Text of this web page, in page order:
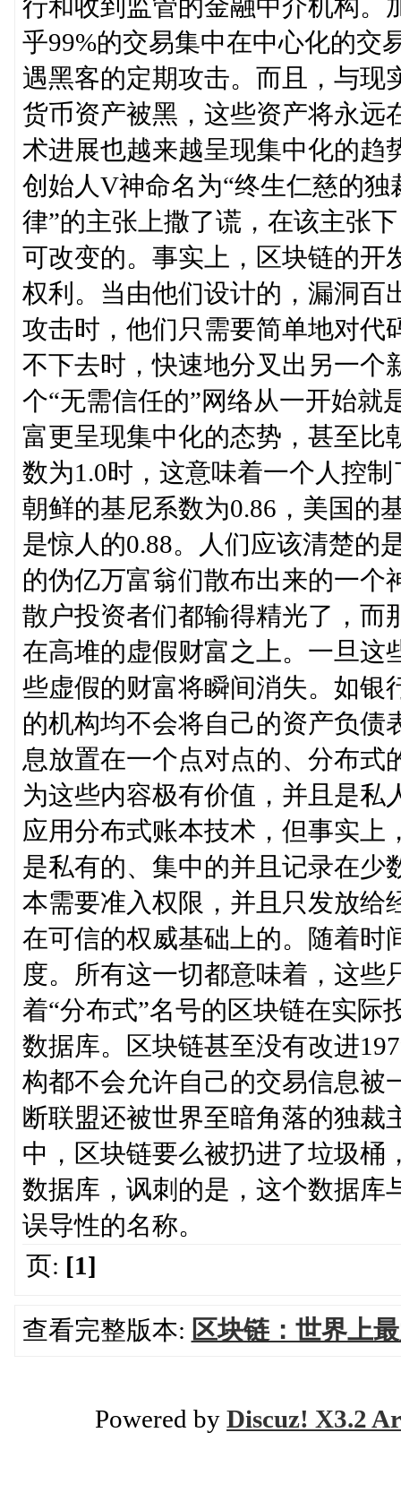
行和收到监管的金融中介机构。
乎99%的交易集中在中心化的交
遇黑客的定期攻击。而且，与现
货币资产被黑，这些资产将永远
术进展也越来越呈现集中化的趋
创始人V神命名为“终生仁慈的
律”的主张上撒了谎，在该主张
可改变的。事实上，区块链的开
权利。当由他们设计的，漏洞百
攻击时，他们只需要简单地对代
不下去时，快速地分叉出另一个
个“无需信任的”网络从一开始就
富更呈现集中化的态势，甚至比
数为1.0时，这意味着一个人控
朝鲜的基尼系数为0.86，美国的
是惊人的0.88。人们应该清楚的
的伪亿万富翁们散布出来的一个
散户投资者们都输得精光了，而
在高堆的虚假财富之上。一旦这
些虚假的财富将瞬间消失。如银
的机构均不会将自己的资产负债
息放置在一个点对点的、分布式
为这些内容极有价值，并且是私
应用分布式账本技术，但事实上
是私有的、集中的并且记录在少
本需要准入权限，并且只发放给
在可信的权威基础上的。随着时
度。所有这一切都意味着，这些
着“分布式”名号的区块链在实际
数据库。区块链甚至没有改进
构都不会允许自己的交易信息被
断联盟还被世界至暗角落的独裁
中，区块链要么被扔进了垃圾桶
数据库，讽刺的是，这个数据库
误导性的名称。
页: [1]
查看完整版本: 区块链：世界上
Powered by Discuz! X3.2